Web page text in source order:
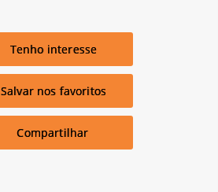
Tenho interesse
Salvar nos favoritos
Compartilhar